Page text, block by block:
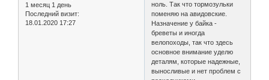
1 месяц 1 день
Последний визит:
18.01.2020 17:27
ноль. Так что тормозульки
поменяю на авидовские.
Назначение у байка -
бреветы и иногда
велопоходы, так что здесь
основное внимание уделю
деталям, которые надежные,
выносливые и нет проблем с